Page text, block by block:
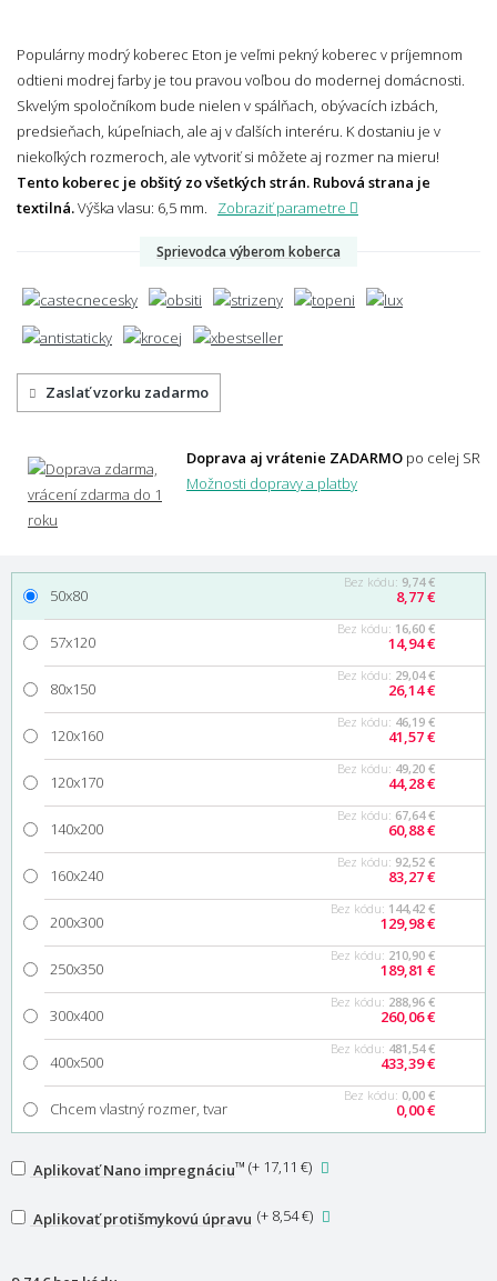
Populárny modrý koberec Eton je veľmi pekný koberec v príjemnom
odtieni modrej farby je tou pravou voľbou do modernej domácnosti.
Skvelým spoločníkom bude nielen v spálňach, obývacích izbách,
predsieňach, kúpeľniach, ale aj v ďalších interéru. K dostaniu je v
niekoľkých rozmeroch, ale vytvoriť si môžete aj rozmer na mieru!
Tento koberec je obšitý zo všetkých strán. Rubová strana je
textilná.Výška vlasu: 6,5 mm. Zobraziť parametre
Sprievodca výberom koberca
Zaslať vzorku zadarmo
Doprava aj vrátenie ZADARMO po celej SR
Možnosti dopravy a platby
50x80
Bez kódu: 9,74 €
8,77 €
57x120
Bez kódu: 16,60 €
14,94 €
80x150
Bez kódu: 29,04 €
26,14 €
120x160
Bez kódu: 46,19 €
41,57 €
120x170
Bez kódu: 49,20 €
44,28 €
140x200
Bez kódu: 67,64 €
60,88 €
160x240
Bez kódu: 92,52 €
83,27 €
200x300
Bez kódu: 144,42 €
129,98 €
250x350
Bez kódu: 210,90 €
189,81 €
300x400
Bez kódu: 288,96 €
260,06 €
400x500
Bez kódu: 481,54 €
433,39 €
Chcem vlastný rozmer, tvar
Bez kódu: 0,00 €
0,00 €
Aplikovať Nano impregnáciu™ (+ 17,11 €)
Aplikovať protišmykovú úpravu (+ 8,54 €)